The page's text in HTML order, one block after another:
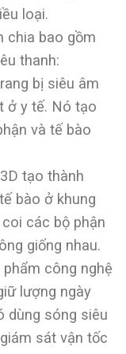
loại.
chia bao gồm
thanh:
bị siêu âm
ở y tế. Nó tạo
và tế bào
tạo thành
bào ở khung
các bộ phận
giống nhau.
công nghệ
lượng ngày
dùng sóng siêu
sát vận tốc